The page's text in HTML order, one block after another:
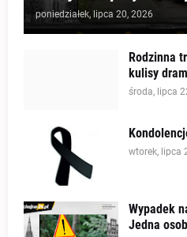
poniedziałek, lipca 20, 2026
Rodzinna
kulisy
środa, lipca
wtorek, lipca
Wypadek
Jedna